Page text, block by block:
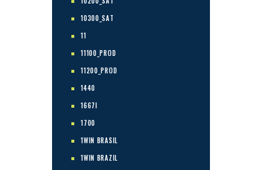
10300_SAT
11
11100_PROD
11200_PROD
1440
1667I
1700
1WIN BRASIL
1WIN BRAZIL